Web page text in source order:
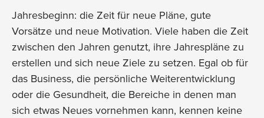
Jahresbeginn: die Zeit für neue Pläne, gute
Vorsätze und neue Motivation. Viele haben die Zeit
zwischen den Jahren genutzt, ihre Jahrespläne zu
erstellen und sich neue Ziele zu setzen. Egal ob für
das Business, die persönliche Weiterentwicklung
oder die Gesundheit, die Bereiche in denen man
sich etwas Neues vornehmen kann, kennen keine